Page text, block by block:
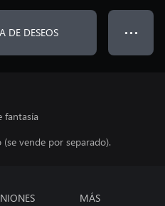
DE DESEOS ● ● ●
fantasía
vende por separado).
MÁS